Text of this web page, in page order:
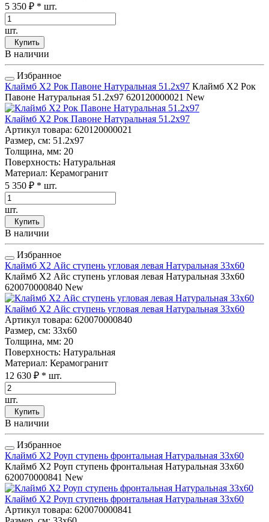
5 350 ₽ * шт.
шт.
Купить
В наличии
Избранное
Клаймб Х2 Рок Павоне Натуральная 51.2x97 Клаймб Х2 Рок
Павоне Натуральная 51.2x97 620120000021 New
Клаймб Х2 Рок Павоне Натуральная 51.2x97
Артикул товара: 620120000021
Размер, см: 51.2x97
Толщина, мм: 20
Поверхность: Натуральная
Материал: Керамогранит
5 350 ₽ * шт.
шт.
Купить
В наличии
Избранное
Клаймб Х2 Айс ступень угловая левая Натуральная 33x60
Клаймб Х2 Айс ступень угловая левая Натуральная 33x60
620070000840 New
Клаймб Х2 Айс ступень угловая левая Натуральная 33x60
Артикул товара: 620070000840
Размер, см: 33x60
Толщина, мм: 20
Поверхность: Натуральная
Материал: Керамогранит
12 630 ₽ * шт.
шт.
Купить
В наличии
Избранное
Клаймб Х2 Роуп ступень фронтальная Натуральная 33x60
Клаймб Х2 Роуп ступень фронтальная Натуральная 33x60
620070000841 New
Клаймб Х2 Роуп ступень фронтальная Натуральная 33x60
Артикул товара: 620070000841